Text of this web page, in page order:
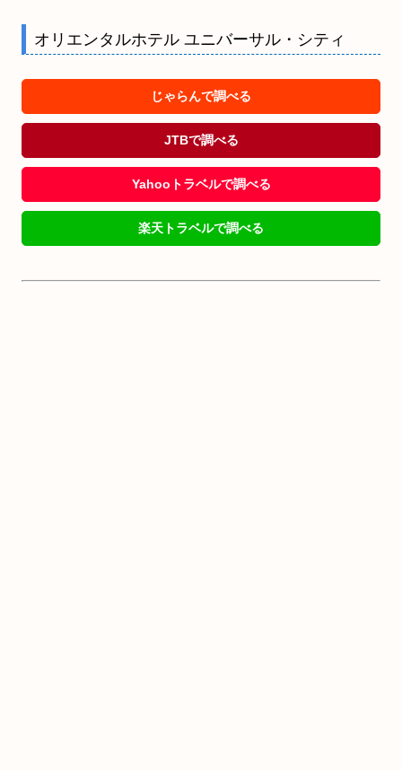
オリエンタルホテル ユニバーサル・シティ
じゃらんで調べる
JTBで調べる
Yahooトラベルで調べる
楽天トラベルで調べる